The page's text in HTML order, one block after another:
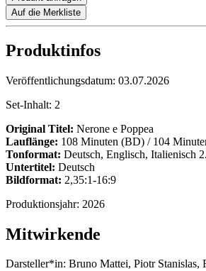
Auf die Merkliste
Produktinfos
Veröffentlichungsdatum: 03.07.2026
Set-Inhalt: 2
Original Titel: Nerone e Poppea
Lauflänge: 108 Minuten (BD) / 104
Tonformat: Deutsch, Englisch, Italienisch
Untertitel: Deutsch
Bildformat: 2,35:1-16:9
Produktionsjahr: 2026
Mitwirkende
Darsteller*in: Bruno Mattei, Piotr